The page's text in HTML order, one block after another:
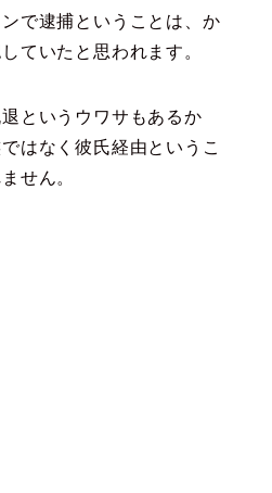
で逮捕ということは、か
ていたと思われます。
というウワサもあるか
はなく彼氏経由というこ
せん。